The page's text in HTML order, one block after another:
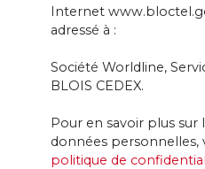
Internet
adressé à :
Société Worldline,
BLOIS CEDEX.
Pour en savoir plus
données
politique de